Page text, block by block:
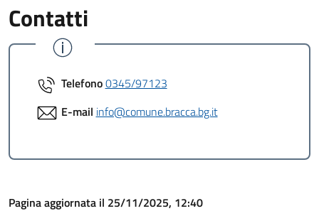
Contatti
Telefono0345/97123
E-mail info@comune.bracca.bg.it
Pagina aggiornata il 25/11/2025, 12:40